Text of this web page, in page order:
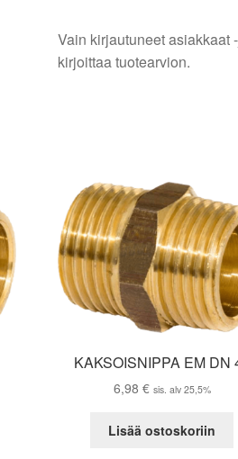
Vain kirjautuneet asiakkaat
kirjoittaa tuotearvion.
KAKSOISNIPPA EM DN
6,98 € sis. alv 25,5%
Lisää ostoskoriin